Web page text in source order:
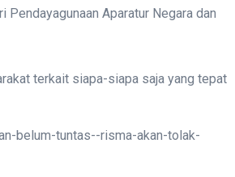
Aparatur Negara dan
terkait siapa-siapa saja yang tepat
belum-tuntas--risma-akan-tolak-